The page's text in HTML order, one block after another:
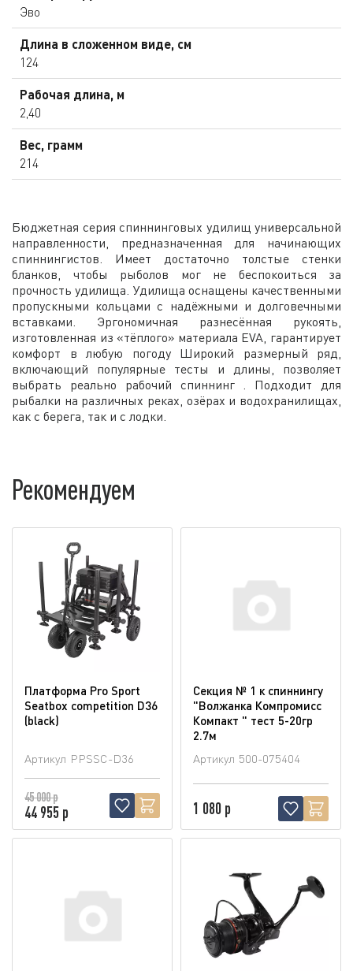
Эво
Длина в сложенном виде, см
124
Рабочая длина, м
2,40
Вес, грамм
214
Бюджетная серия спиннинговых удилищ универсальной
направленности, предназначенная для начинающих
спиннингистов. Имеет достаточно толстые стенки
бланков, чтобы рыболов мог не беспокоиться за
прочность удилища. Удилища оснащены качественными
пропускными кольцами с надёжными и долговечными
вставками. Эргономичная разнесённая рукоять,
изготовленная из «тёплого» материала EVA, гарантирует
комфорт в любую погоду Широкий размерный ряд,
включающий популярные тесты и длины, позволяет
выбрать реально рабочий спиннинг . Подходит для
рыбалки на различных реках, озёрах и водохранилищах,
как с берега, так и с лодки.
Рекомендуем
Платформа Pro Sport
Seatbox competition D36
(blaсk)
Артикул PPSSC-D36
45 000 р
44 955 р
Секция № 1 к спиннингу
"Волжанка Компромисс
Компакт " тест 5-20гр
2.7м
Артикул 500-075404
1 080 р